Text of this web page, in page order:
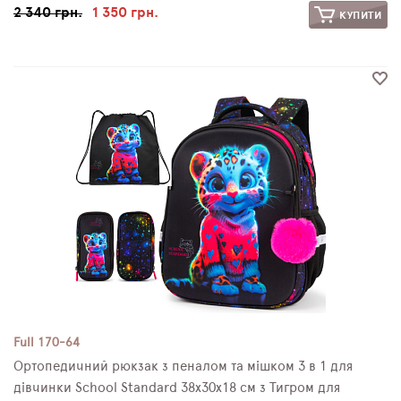
2 340 грн. 1 350 грн. КУПИТИ
Full 170-64
Ортопедичний рюкзак з пеналом та мішком 3 в 1 для
дівчинки School Standard 38х30х18 см з Тигром для